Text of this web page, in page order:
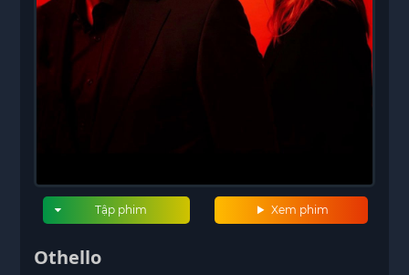
Xem phim
Tập phim
Othello